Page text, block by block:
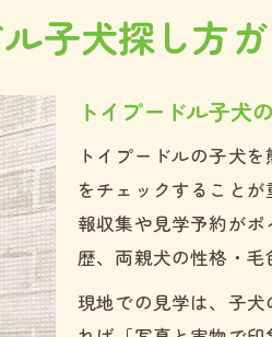
重視で選ぶトイプードル子犬
健康状態を見極めるトイプー
アプリコット毛色と体質のチ
血統やワクチン歴の確認が重
将来の健康を左右するブリー
トイプードル子犬の衛生管理
県でも安心な子犬お迎えの秘
トイプードルお迎え前の準備
熊本県で信頼できる販売元の
子犬探し方
トイプードル子犬
トイプードルの子犬
をチェックすること
報収集や見学予約が
歴、両親犬の性格・毛
現地での見学は、子